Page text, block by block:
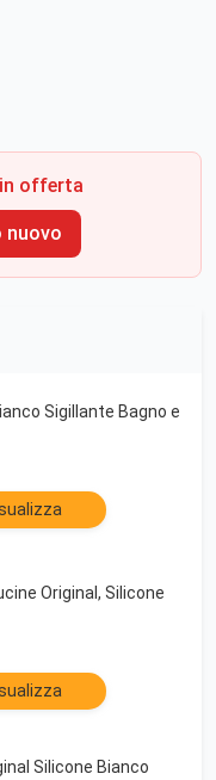
offerta
nuovo
Sigillante Bagno e
Original, Silicone
Silicone Bianco